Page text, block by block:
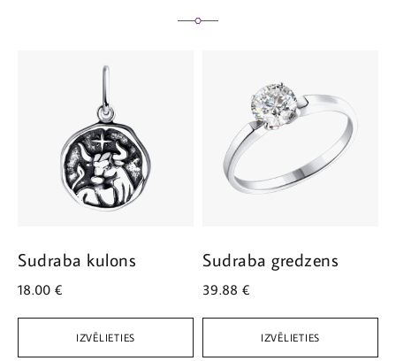
IZVĒLIETIES
Sudraba kulons
18.00 €
IZVĒLIETIES
Sudraba gredzens
39.88 €